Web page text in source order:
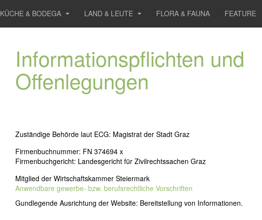
KÜCHE & BODEGA LAND & LEUTE FLORA & FAUNA FEATURE
Informationspflichten und
Offenlegungen
Zuständige Behörde laut ECG: Magistrat der Stadt Graz
Firmenbuchnummer: FN 374694 x
Firmenbuchgericht: Landesgericht für Zivilrechtssachen Graz
Mitglied der Wirtschaftskammer Steiermark
Anwendbare gewerbe- bzw. berufsrechtliche Vorschriften
Gundlegende Ausrichtung der Website: Bereitstellung von Informationen.